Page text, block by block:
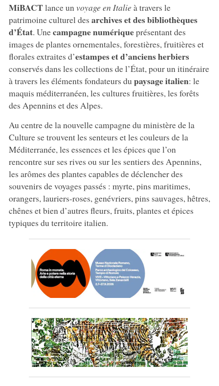
MiBACTlance un voyage en Italieà travers le
patrimoine culturel des archives et des bibliothèques
d’État. Unecampagne numériqueprésentant des
images de plantes ornementales, forestières, fruitières et
florales extraites d’estampes et d’anciens herbiers
conservés dans les collections de l’État, pour un itinéraire
à travers les éléments fondateurs du paysage italien: le
maquis méditerranéen, les cultures fruitières, les forêts
des Apennins et des Alpes.
Au centre de la nouvelle campagne du ministère de la
Culture se trouvent les senteurs et les couleurs de la
Méditerranée, les essences et les épices que l’on
rencontre sur ses rives ou sur les sentiers des Apennins,
les arômes des plantes capables de déclencher des
souvenirs de voyages passés : myrte, pins maritimes,
orangers, lauriers-roses, genévriers, pins sauvages, hêtres,
chênes et bien d’autres fleurs, fruits, plantes et épices
typiques du territoire italien.